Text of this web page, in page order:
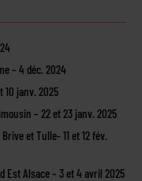
– 4 déc. 2024
10 janv. 2025
– 22 et 23 janv. 2025
et Tulle- 11 et 12 fév.
Est Alsace – 3 et 4 avril 2025